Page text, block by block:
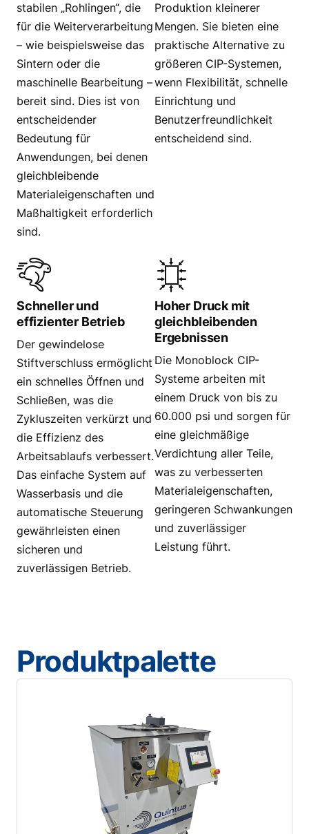
stabilen „Rohlingen“, die
für die Weiterverarbeitung
– wie beispielsweise das
Sintern oder die
maschinelle Bearbeitung –
bereit sind. Dies ist von
entscheidender
Bedeutung für
Anwendungen, bei denen
gleichbleibende
Materialeigenschaften und
Maßhaltigkeit erforderlich
sind.
Produktion kleinerer
Mengen. Sie bieten eine
praktische Alternative zu
größeren CIP-Systemen,
wenn Flexibilität, schnelle
Einrichtung und
Benutzerfreundlichkeit
entscheidend sind.
Schneller und
effizienter Betrieb
Der gewindelose
Stiftverschluss ermöglicht
ein schnelles Öffnen und
Schließen, was die
Zykluszeiten verkürzt und
die Effizienz des
Arbeitsablaufs verbessert.
Das einfache System auf
Wasserbasis und die
automatische Steuerung
gewährleisten einen
sicheren und
zuverlässigen Betrieb.
Hoher Druck mit
gleichbleibenden
Ergebnissen
Die Monoblock CIP-
Systeme arbeiten mit
einem Druck von bis zu
60.000 psi und sorgen für
eine gleichmäßige
Verdichtung aller Teile,
was zu verbesserten
Materialeigenschaften,
geringeren Schwankungen
und zuverlässiger
Leistung führt.
Produktpalette
Kompakt und eigenständig, perfekt für Labor,
Machbarkeitsstudie und Prototyping
Max. Druck: 60.000 psi
Arbeitsraumdurchmesser: 2-6 Zoll
Länge der Arbeitskammer: 22-23 Zoll
Datenblatt herunterladen